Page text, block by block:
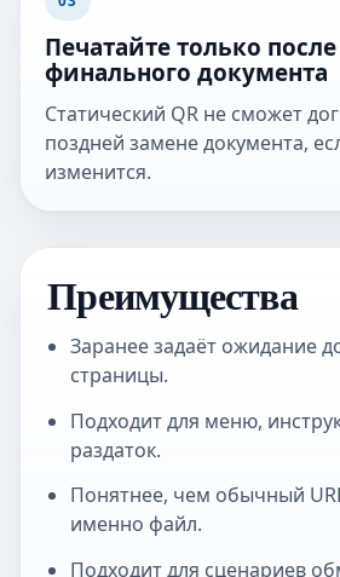
Печатайте только
финального документа
Статический QR не сможет
поздней замене документа,
изменится.
Преимущества
Заранее задаёт ожидание
страницы.
Подходит для меню,
раздаток.
Понятнее, чем обычный
именно файл.
Подходит для сценариев